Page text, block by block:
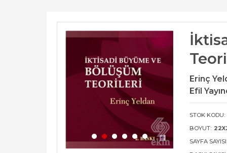
Erinç
Efil
STOK KODU:
BOYUT:
SAYFA SAYISI: